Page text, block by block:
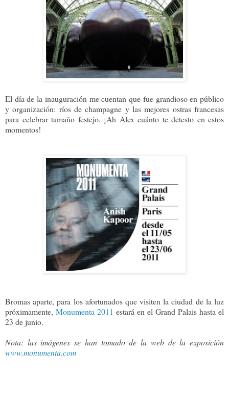
El día de la inauguración me cuentan que fue grandioso en público
y organización: ríos de champagne y las mejores ostras francesas
para celebrar tamaño festejo. ¡Ah Alex cuánto te detesto en estos
momentos!
Bromas aparte, para los afortunados que visiten la ciudad de la luz
próximamente, Monumenta 2011 estará en el Grand Palais hasta el
23 de junio.
Nota: las imágenes se han tomado de la web de la exposición
www.monumenta.com